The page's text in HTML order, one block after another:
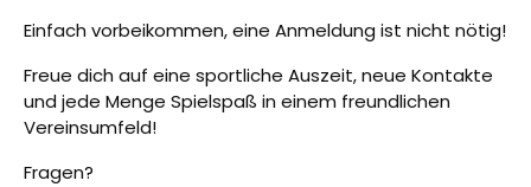
Einfach vorbeikommen, eine Anmeldung ist nicht nötig!
Freue dich auf eine sportliche Auszeit, neue Kontakte
und jede Menge Spielspaß in einem freundlichen
Vereinsumfeld!
Fragen?